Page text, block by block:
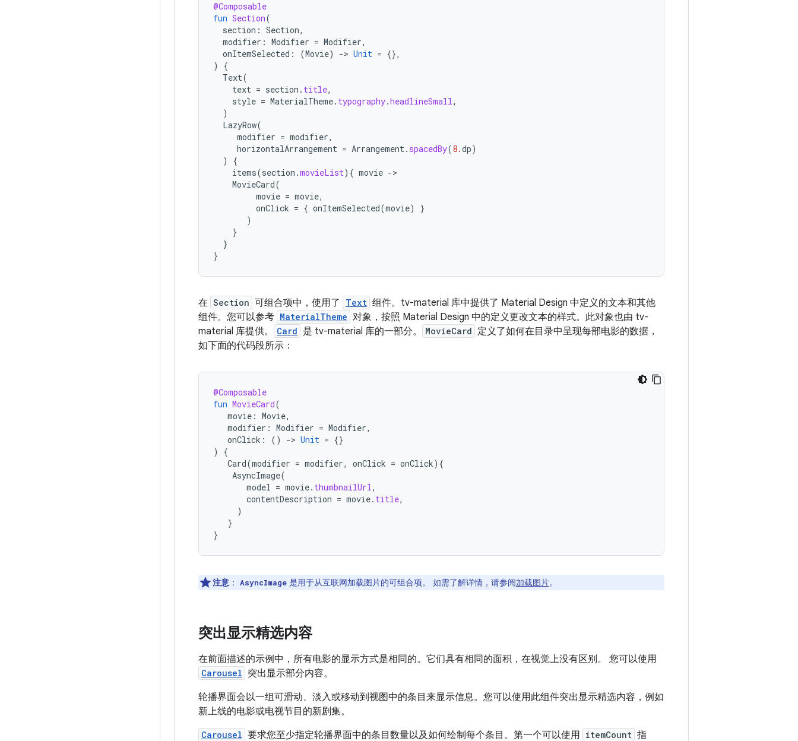
@Composable
fun Section(
section : Section,
modifier : Modifier = Modifier,
onItemSelected : (Movie) -> Unit = {},
)
{
Text(
text = section . title,
style = MaterialTheme. typography.headlineSmall,
)
LazyRow(
modifier = modifier,
horizontalArrangement = Arrangement. spacedBy(8.dp)
)
{
items(section .movieList){ movie -
MovieCard(
movie = movie,
onClick = { onItemSelected(movie)
}
)
}
}
}
在 Section 可组合项中，使用了 Text 组件。tv-material 库中提供了 Material Design 中定义的文本和其他
组件。您可以参考 MaterialTheme 对象，按照 Material Design 中的定义更改文本的样式。此对象也由 tv-
material 库提供。
Card 是 tv-material 库的一部分。 MovieCard 定义了如何在目录中呈现每部电影的数据，
如下面的代码段所示：
@Composable
fun MovieCard(
movie : Movie,
modifier : Modifier = Modifier,
onClick : () -> Unit = {}
)
{
Card(modifier = modifier, onClick = onClick){
AsyncImage(
model = movie. thumbnailUrl,
contentDescription = movie. title,
)
}
}
注意 ： AsyncImage 是用于从互联网加载图片的可组合项。 如需了解详情，请参阅加载图片。
突出显示精选内容
在前面描述的示例中，所有电影的显示方式是相同的。它们具有相同的面积，在视觉上没有区别。 您可以使用
Carousel 突出显示部分内容。
轮播界面会以一组可滑动、淡入或移动到视图中的条目来显示信息。您可以使用此组件突出显示精选内容，例如
新上线的电影或电视节目的新剧集。
Carousel 要求您至少指定轮播界面中的条目数量以及如何绘制每个条目。第一个可以使用 itemCount 指